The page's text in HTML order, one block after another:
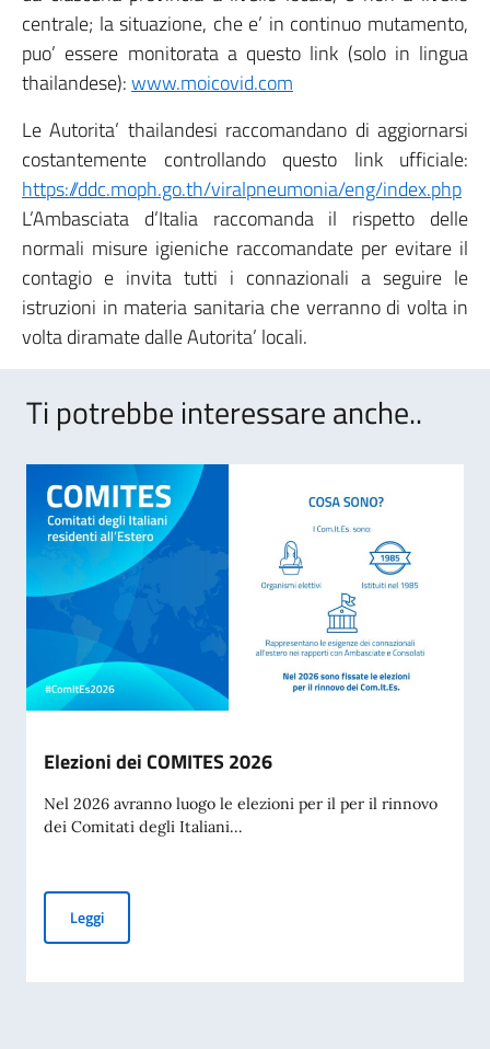
centrale; la situazione, che e’ in continuo mutamento,
puo’ essere monitorata a questo link (solo in lingua
thailandese):www.moicovid.com
Le Autorita’ thailandesi raccomandano di aggiornarsi
costantemente controllando questo link ufficiale:
https://ddc.moph.go.th/viralpneumonia/eng/index.php
L’Ambasciata d’Italia raccomanda il rispetto delle
normali misure igieniche raccomandate per evitare il
contagio e invita tutti i connazionali a seguire le
istruzioni in materia sanitaria che verranno di volta in
volta diramate dalle Autorita’ locali.
Ti potrebbe interessare anche..
Elezioni dei COMITES 2026
Nel 2026 avranno luogo le elezioni per il per il rinnovo
dei Comitati degli Italiani...
LeggiElezioni dei COMITES 2026